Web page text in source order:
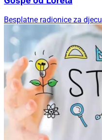
Besplatne radionice za djecu